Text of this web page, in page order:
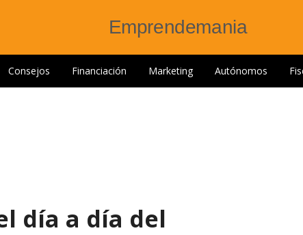
Consejos Financiación Marketing Autónomos
día a día del